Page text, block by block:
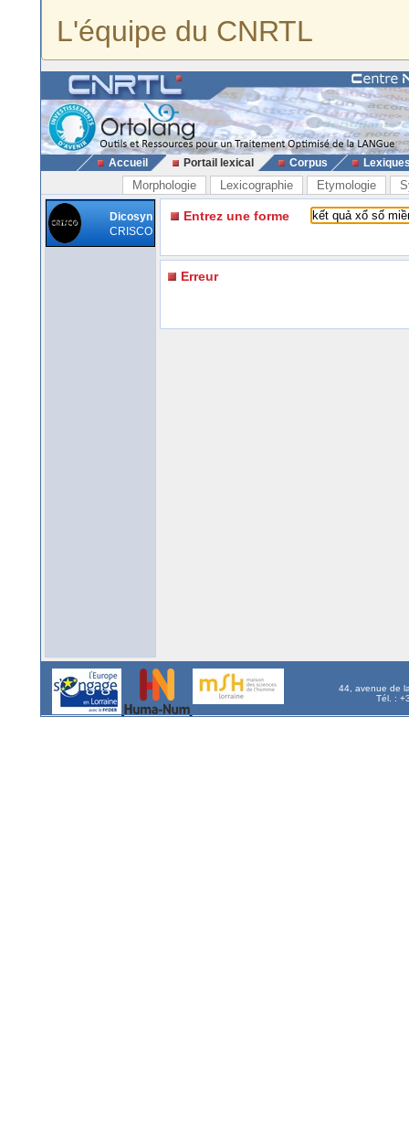
L'équipe du CNRTL
Accueil Portail lexical Corpus
Morphologie Lexicographie Etymologie
Dicosyn
CRISCO
Entrez une forme
Erreur
44, avenue de
Tél. :